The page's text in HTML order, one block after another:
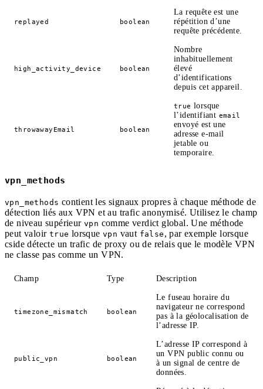
replayed boolean
La requête est une
répétition d’une
requête précédente.
high_activity_device boolean
Nombre
inhabituellement
élevé
d’identifications
depuis cet appareil.
throwawayEmail boolean
true lorsque
l’identifiant email
envoyé est une
adresse e-mail
jetable ou
temporaire.
vpn_methods
vpn_methods contient les signaux propres à chaque méthode de
détection liés aux VPN et au trafic anonymisé. Utilisez le champ
de niveau supérieurvpn comme verdict global. Une méthode
peut valoir true lorsquevpn vaut false , par exemple lorsque
cside détecte un trafic de proxy ou de relais que le modèle VPN
ne classe pas comme un VPN.
Champ Type Description
timezone_mismatch boolean
Le fuseau horaire du
navigateur ne correspond
pas à la géolocalisation de
l’adresse IP.
public_vpn boolean
L’adresse IP correspond à
un VPN public connu ou
à un signal de centre de
données.